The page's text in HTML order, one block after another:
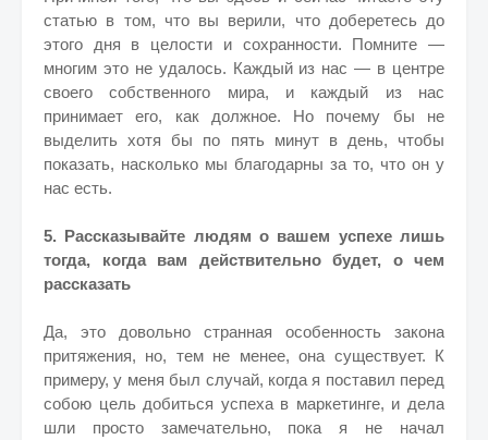
статью в том, что вы верили, что доберетесь до
этого дня в целости и сохранности. Помните —
многим это не удалось. Каждый из нас — в центре
своего собственного мира, и каждый из нас
принимает его, как должное. Но почему бы не
выделить хотя бы по пять минут в день, чтобы
показать, насколько мы благодарны за то, что он у
нас есть.
5. Рассказывайте людям о вашем успехе лишь
тогда, когда вам действительно будет, о чем
рассказать
Да, это довольно странная особенность закона
притяжения, но, тем не менее, она существует. К
примеру, у меня был случай, когда я поставил перед
собою цель добиться успеха в маркетинге, и дела
шли просто замечательно, пока я не начал